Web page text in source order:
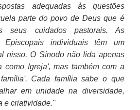
adequadas às questões
parte do povo de Deus que é
seus cuidados pastorais. As
Episcopais individuais têm um
nisso. O Sínodo não lida apenas
como Igreja', mas também com a
Cada família sabe o que
em unidade na diversidade,
e criatividade."